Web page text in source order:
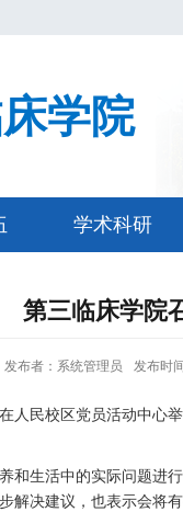
学院
学术科研
第三临床学院
发布者：系统管理员 发布时
人民校区党员活动中心
和生活中的实际问题
决建议，也表示会将